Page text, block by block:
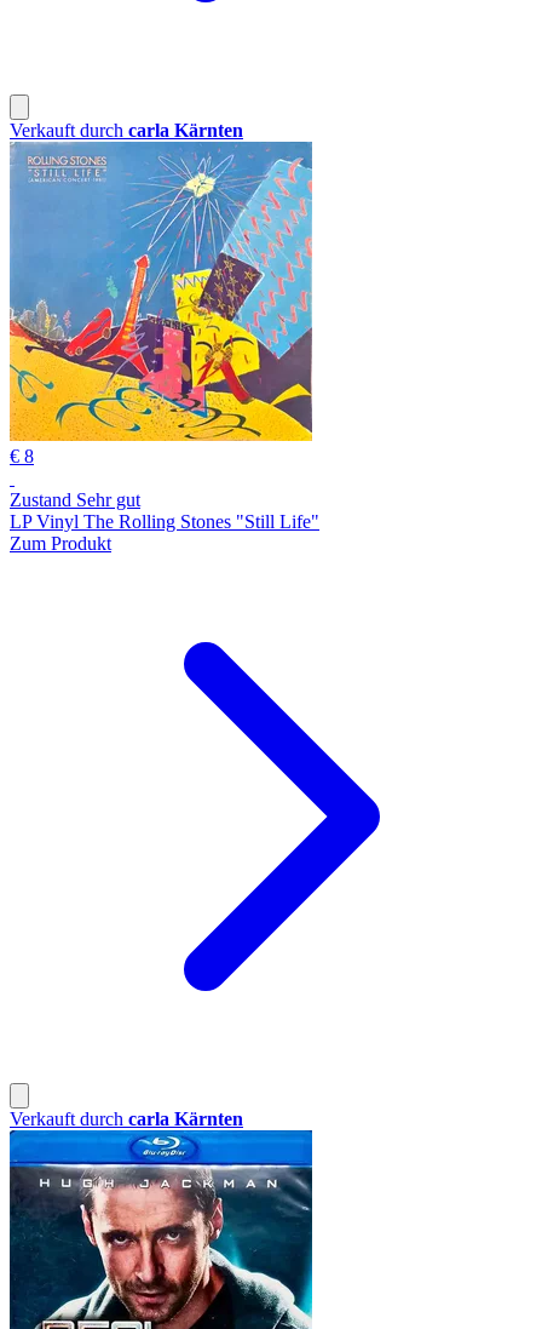
Verkauft durch carla Kärnten
€ 8
Zustand Sehr gut
LP Vinyl The Rolling Stones "Still Life"
Zum Produkt
Verkauft durch carla Kärnten